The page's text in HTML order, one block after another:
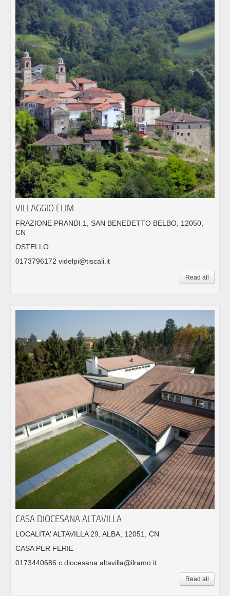
VILLAGGIO ELIM
FRAZIONE PRANDI 1, SAN BENEDETTO BELBO, 12050,
CN
OSTELLO
0173796172 videlpi@tiscali.it
Read all
CASA DIOCESANA ALTAVILLA
LOCALITA' ALTAVILLA 29, ALBA, 12051, CN
CASA PER FERIE
0173440686 c.diocesana.altavilla@ilramo.it
Read all